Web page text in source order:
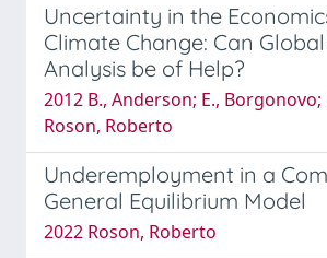
Uncertainty in the
Climate Change: Can
Analysis be of Help?
2012 B., Anderson; E.,
Roson, Roberto
Underemployment in a
General Equilibrium Model
2022 Roson, Roberto